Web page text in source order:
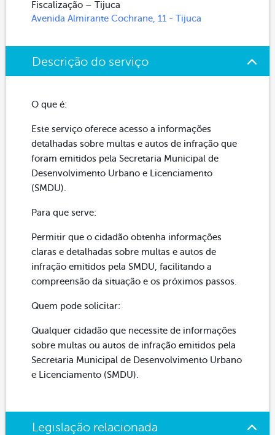
Fiscalização – Tijuca
Avenida Almirante Cochrane, 11 - Tijuca
Descrição do serviço
O que é:
Este serviço oferece acesso a informações
detalhadas sobre multas e autos de infração que
foram emitidos pela Secretaria Municipal de
Desenvolvimento Urbano e Licenciamento
(SMDU).
Para que serve:
Permitir que o cidadão obtenha informações
claras e detalhadas sobre multas e autos de
infração emitidos pela SMDU, facilitando a
compreensão da situação e os próximos passos.
Quem pode solicitar:
Qualquer cidadão que necessite de informações
sobre multas ou autos de infração emitidos pela
Secretaria Municipal de Desenvolvimento Urbano
e Licenciamento (SMDU).
Legislação relacionada